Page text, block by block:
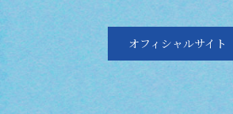
オフィシャルサイト